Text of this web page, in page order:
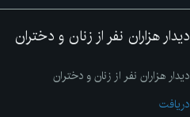
دیدار هزاران نفر از زنان و دختران
دیدار هزاران نفر از زنان و دختران
دریافت